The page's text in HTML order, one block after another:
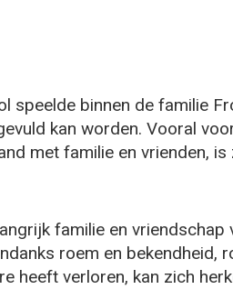
speelde binnen de familie
kan worden. Vooral
met familie en vrienden, is
familie en vriendschap
roem en bekendheid,
heeft verloren, kan zich